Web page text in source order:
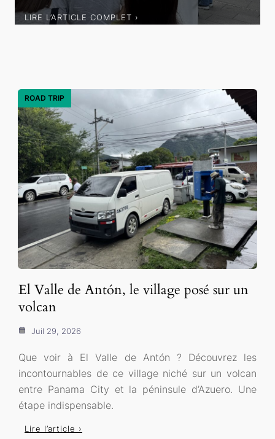
LIRE L’ARTICLE COMPLET ›
ROAD TRIP
El Valle de Antón, le village posé sur un
volcan
Juil 29, 2026
Que voir à El Valle de Antón ? Découvrez les
incontournables de ce village niché sur un volcan
entre Panama City et la péninsule d’Azuero. Une
étape indispensable.
Lire l’article ›